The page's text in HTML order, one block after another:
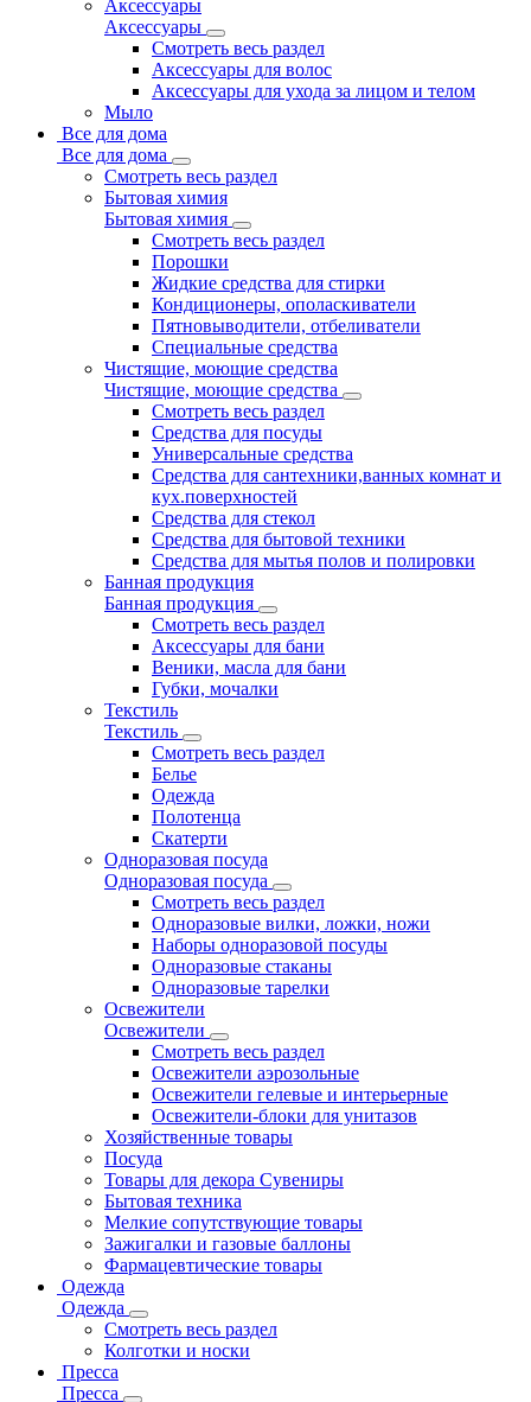
Аксессуары
Аксессуары
Смотреть весь раздел
Аксессуары для волос
Аксессуары для ухода за лицом и телом
Мыло
Все для дома
Все для дома
Смотреть весь раздел
Бытовая химия
Бытовая химия
Смотреть весь раздел
Порошки
Жидкие средства для стирки
Кондиционеры, ополаскиватели
Пятновыводители, отбеливатели
Специальные средства
Чистящие, моющие средства
Чистящие, моющие средства
Смотреть весь раздел
Средства для посуды
Универсальные средства
Средства для сантехники,ванных комнат и
кух.поверхностей
Средства для стекол
Средства для бытовой техники
Средства для мытья полов и полировки
Банная продукция
Банная продукция
Смотреть весь раздел
Аксессуары для бани
Веники, масла для бани
Губки, мочалки
Текстиль
Текстиль
Смотреть весь раздел
Белье
Одежда
Полотенца
Скатерти
Одноразовая посуда
Одноразовая посуда
Смотреть весь раздел
Одноразовые вилки, ложки, ножи
Наборы одноразовой посуды
Одноразовые стаканы
Одноразовые тарелки
Освежители
Освежители
Смотреть весь раздел
Освежители аэрозольные
Освежители гелевые и интерьерные
Освежители-блоки для унитазов
Хозяйственные товары
Посуда
Товары для декора Сувениры
Бытовая техника
Мелкие сопутствующие товары
Зажигалки и газовые баллоны
Фармацевтические товары
Одежда
Одежда
Смотреть весь раздел
Колготки и носки
Пресса
Пресса